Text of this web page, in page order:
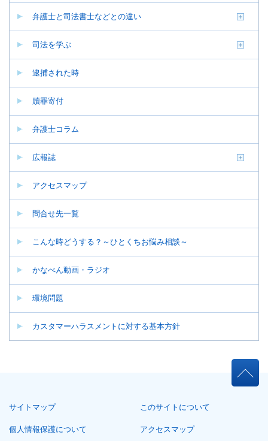
弁護士と司法書士などとの違い
司法を学ぶ
逮捕された時
贖罪寄付
弁護士コラム
広報誌
アクセスマップ
問合せ先一覧
こんな時どうする？～ひとくちお悩み相談～
かなべん動画・ラジオ
環境問題
カスタマーハラスメントに対する基本方針
メ
ニ
ュ
こ
ま
で。
サイトマップ このサイトについて
個人情報保護について アクセスマップ